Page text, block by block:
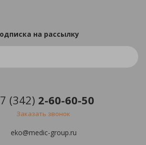
на рассылку
(342) 2-60-60-50
Заказать звонок
eko@medic-group.ru